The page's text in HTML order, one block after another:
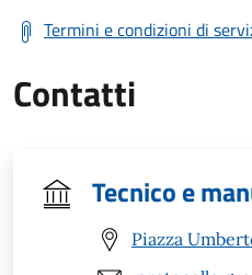
Termini e condizioni di
Contatti
Tecnico e
Piazza